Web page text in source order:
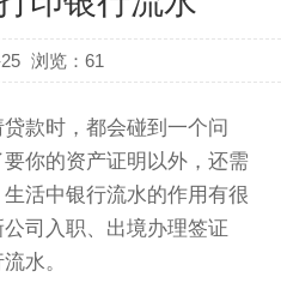
浏览： 61
款时，都会碰到一个问
你的资产证明以外，还需
活中银行流水的作用有很
司入职、出境办理签证
水。